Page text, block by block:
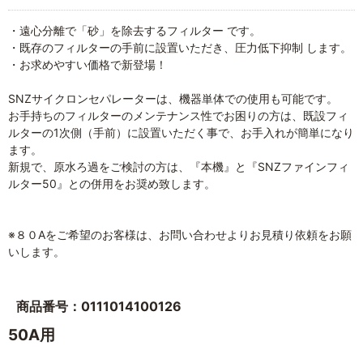
・遠心分離で「砂」を除去するフィルター です。
・既存のフィルターの手前に設置いただき、圧力低下抑制 します。
・お求めやすい価格で新登場！
SNZサイクロンセパレーターは、機器単体での使用も可能です。
お手持ちのフィルターのメンテナンス性でお困りの方は、既設フィ
ルターの1次側（手前）に設置いただく事で、お手入れが簡単になり
ます。
新規で、原水ろ過をご検討の方は、『本機』と『SNZファインフィ
ルター50』との併用をお奨め致します。
※８０Aをご希望のお客様は、お問い合わせよりお見積り依頼をお願
いします。
商品番号：0111014100126
50A用